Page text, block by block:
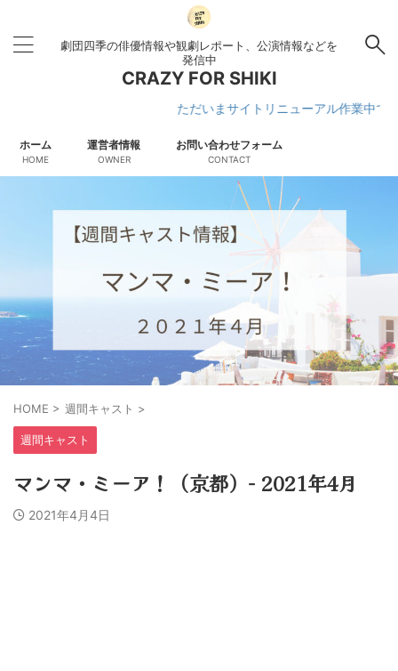
劇団四季の俳優情報や観劇レポート、公演情報などを
発信中
CRAZY FOR SHIKI
ただいまサイトリニューアル作業中です
ホーム
HOME
運営者情報
OWNER
お問い合わせフォーム
CONTACT
HOME > 週間キャスト >
週間キャスト
マンマ・ミーア！（京都）− 2021年4月
2021年4月4日